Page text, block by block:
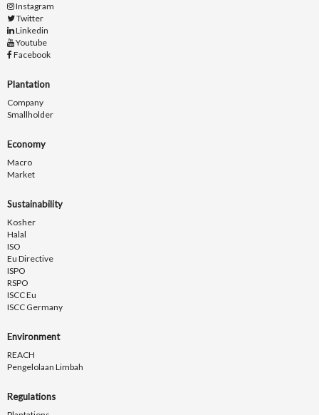
Instagram
Twitter
Linkedin
Youtube
Facebook
Plantation
Company
Smallholder
Economy
Macro
Market
Sustainability
Kosher
Halal
ISO
Eu Directive
ISPO
RSPO
ISCC Eu
ISCC Germany
Environment
REACH
Pengelolaan Limbah
Regulations